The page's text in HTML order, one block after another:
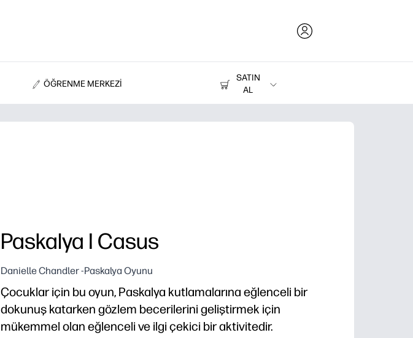
ÖĞRENME MERKEZİ
SATIN
AL
Yazıcılar
Paskalya I Casus
Danielle Chandler -Paskalya Oyunu
Çocuklar için bu oyun, Paskalya kutlamalarına eğlenceli bir
dokunuş katarken gözlem becerilerini geliştirmek için
mükemmel olan eğlenceli ve ilgi çekici bir aktivitedir.